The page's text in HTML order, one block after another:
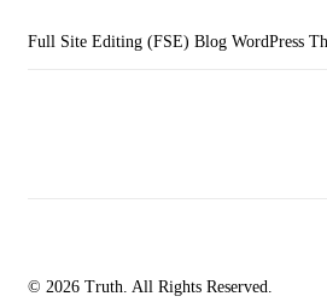
Full Site Editing (FSE) Blog WordPress
© 2026 Truth. All Rights Reserved.